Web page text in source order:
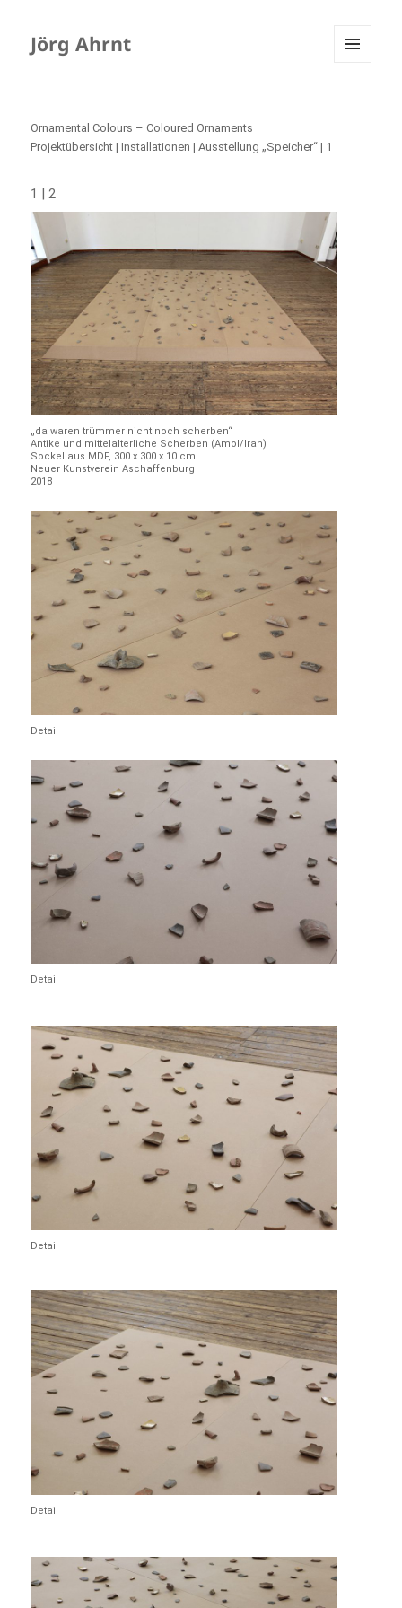
Jörg Ahrnt
Ornamental Colours – Coloured Ornaments
Projektübersicht |Installationen | Ausstellung „Speicher“ | 1
1 |2
„da waren trümmer nicht noch scherben“
Antike und mittelalterliche Scherben (Amol/Iran)
Sockel aus MDF, 300 x 300 x 10 cm
Neuer Kunstverein Aschaffenburg
2018
Detail
Detail
Detail
Detail